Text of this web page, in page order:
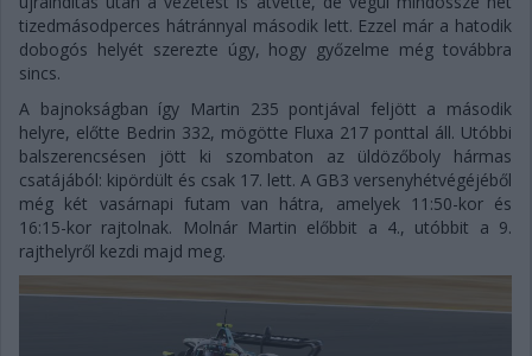
tizedmásodperces hátránnyal második lett. Ezzel már a hatodik
dobogós helyét szerezte úgy, hogy győzelme még továbbra
sincs.
A bajnokságban így Martin 235 pontjával feljött a második
helyre, előtte Bedrin 332, mögötte Fluxa 217 ponttal áll. Utóbbi
balszerencsésen jött ki szombaton az üldözőboly hármas
csatájából: kipördült és csak 17. lett. A GB3 versenyhétvégéjéből
még két vasárnapi futam van hátra, amelyek 11:50-kor és
16:15-kor rajtolnak. Molnár Martin előbbit a 4., utóbbit a 9.
rajthelyről kezdi majd meg.